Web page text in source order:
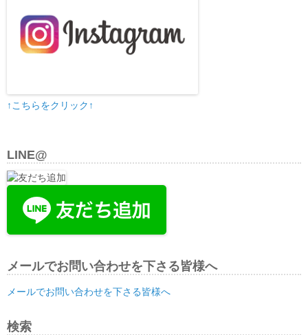
↑こちらをクリック↑
LINE@
メールでお問い合わせを下さる皆様へ
メールでお問い合わせを下さる皆様へ
検索